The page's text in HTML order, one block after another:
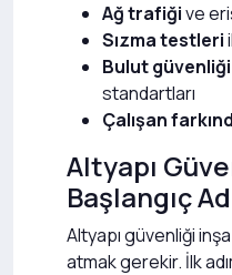
Ağ trafiğive
Sızma testleri
Bulut güvenliği
standartları
Çalışan
Altyapı
Başlangıç
Altyapı güvenliği
atmak gerekir. İlk